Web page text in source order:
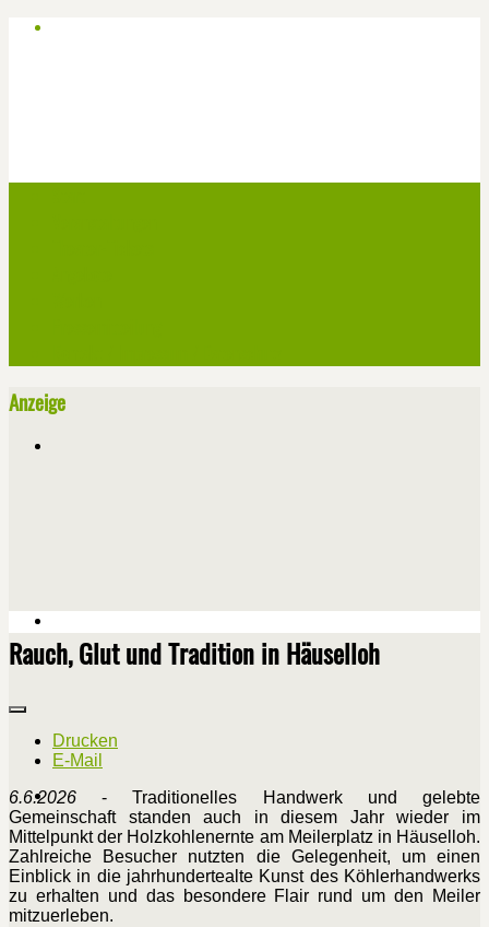
Anzeige
Rauch, Glut und Tradition in Häuselloh
Drucken
E-Mail
6.6.2026 - Traditionelles Handwerk und gelebte
Gemeinschaft standen auch in diesem Jahr wieder im
Mittelpunkt der Holzkohlenernte am Meilerplatz in Häuselloh.
Zahlreiche Besucher nutzten die Gelegenheit, um einen
Einblick in die jahrhundertealte Kunst des Köhlerhandwerks
zu erhalten und das besondere Flair rund um den Meiler
mitzuerleben.